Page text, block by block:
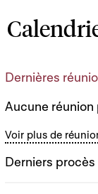
Dernières
Aucune réunion
Voir plus de
Derniers